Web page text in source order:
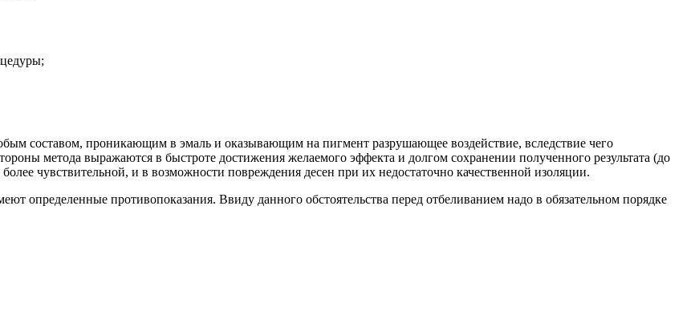
составом, проникающим в эмаль и оказывающим на пигмент разрушающее воздействие, вследствие чего
метода выражаются в быстроте достижения желаемого эффекта и долгом сохранении полученного результата (до
чувствительной, и в возможности повреждения десен при их недостаточно качественной изоляции.
определенные противопоказания. Ввиду данного обстоятельства перед отбеливанием надо в обязательном порядке